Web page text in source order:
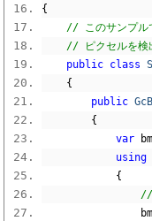
{
// このサンプル
// ピクセルを検
public class
{
public
{
var
using
{
//